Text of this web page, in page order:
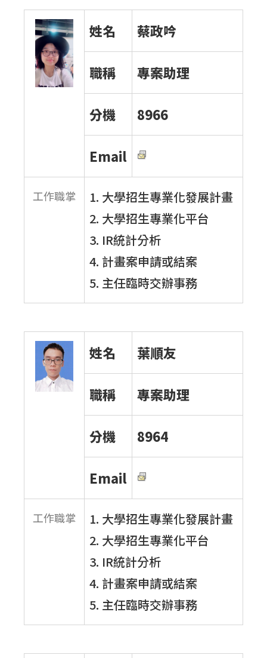
姓名 蔡政吟
職稱 專案助理
分機 8966
Email
工作職掌
1. 大學招生專業化發展計畫
2. 大學招生專業化平台
3. IR統計分析
4. 計畫案申請或結案
5. 主任臨時交辦事務
姓名 葉順友
職稱 專案助理
分機 8964
Email
工作職掌
1. 大學招生專業化發展計畫
2. 大學招生專業化平台
3. IR統計分析
4. 計畫案申請或結案
5. 主任臨時交辦事務